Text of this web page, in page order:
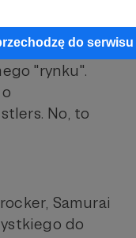
do serwisu
edycja? Mam
zrobione
"rynku".
No, to
Samurai
do